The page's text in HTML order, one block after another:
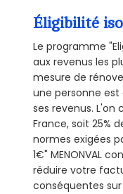
Éligibilité
Le programme
aux revenus les
mesure de
une personne est
ses revenus.
France, soit 25%
normes exigées
1€" MENONVAL
réduire votre
conséquentes